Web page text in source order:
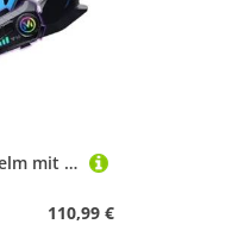
Motorradhelm Klapphelm mit Bluetooth DOTECE Zertifiziert Integralhelm mit Doppelvisier mit Eingebautem Mikrofon für Automatische Reaktion für Erwachsene Frauen Männer K,M=57~58cm
110,99 €